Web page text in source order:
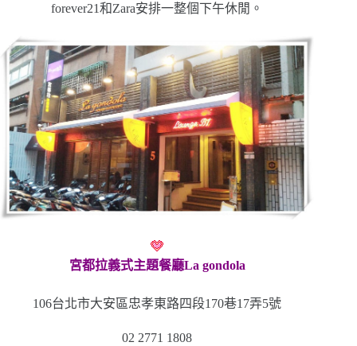
forever21和Zara安排一整個下午休閒。
宮都拉義式主題餐廳La gondola
106台北市大安區忠孝東路四段170巷17弄5號
02 2771 1808